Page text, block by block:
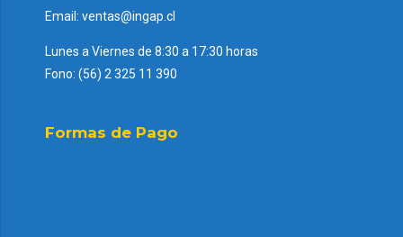
Email: ventas@ingap.cl
Lunes a Viernes de 8:30 a 17:30 horas
Fono: (56) 2 325 11 390
Formas de Pago